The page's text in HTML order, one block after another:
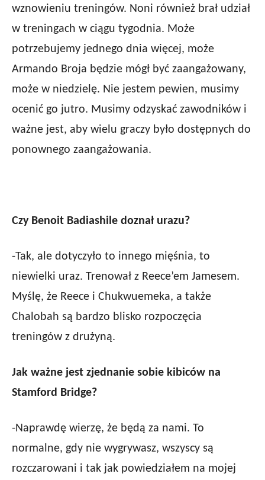
wznowieniu treningów. Noni również brał udział
w treningach w ciągu tygodnia. Może
potrzebujemy jednego dnia więcej, może
Armando Broja będzie mógł być zaangażowany,
może w niedzielę. Nie jestem pewien, musimy
ocenić go jutro. Musimy odzyskać zawodników i
ważne jest, aby wielu graczy było dostępnych do
ponownego zaangażowania.
Czy Benoit Badiashile doznał urazu?
-Tak, ale dotyczyło to innego mięśnia, to
niewielki uraz. Trenował z Reece’em Jamesem.
Myślę, że Reece i Chukwuemeka, a także
Chalobah są bardzo blisko rozpoczęcia
treningów z drużyną.
Jak ważne jest zjednanie sobie kibiców na
Stamford Bridge?
-Naprawdę wierzę, że będą za nami. To
normalne, gdy nie wygrywasz, wszyscy są
rozczarowani i tak jak powiedziałem na mojej